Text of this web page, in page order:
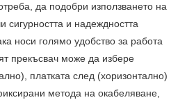
да подобри използването на
сигурността и надеждността
носи голямо удобство за работа
прекъсвач може да избере
платката след (хоризонтално)
метода на окабеляване,